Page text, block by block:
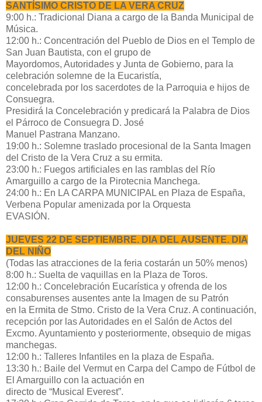
SANTÍSIMO CRISTO DE LA VERA CRUZ
9:00 h.: Tradicional Diana a cargo de la Banda Municipal de
Música.
12:00 h.: Concentración del Pueblo de Dios en el Templo de
San Juan Bautista, con el grupo de
Mayordomos, Autoridades y Junta de Gobierno, para la
celebración solemne de la Eucaristía,
concelebrada por los sacerdotes de la Parroquia e hijos de
Consuegra.
Presidirá la Concelebración y predicará la Palabra de Dios
el Párroco de Consuegra D. José
Manuel Pastrana Manzano.
19:00 h.: Solemne traslado procesional de la Santa Imagen
del Cristo de la Vera Cruz a su ermita.
23:00 h.: Fuegos artificiales en las ramblas del Río
Amarguillo a cargo de la Pirotecnia Manchega.
24:00 h.: En LA CARPA MUNICIPAL en Plaza de España,
Verbena Popular amenizada por la Orquesta
EVASIÓN.
JUEVES 22 DE SEPTIEMBRE. DIA DEL AUSENTE. DIA
DEL NIÑO
(Todas las atracciones de la feria costarán un 50% menos)
8:00 h.: Suelta de vaquillas en la Plaza de Toros.
12:00 h.: Concelebración Eucarística y ofrenda de los
consaburenses ausentes ante la Imagen de su Patrón
en la Ermita de Stmo. Cristo de la Vera Cruz. A continuación,
recepción por las Autoridades en el Salón de Actos del
Excmo. Ayuntamiento y posteriormente, obsequio de migas
manchegas.
12:00 h.: Talleres Infantiles en la plaza de España.
13:30 h.: Baile del Vermut en Carpa del Campo de Fútbol de
El Amarguillo con la actuación en
directo de “Musical Everest”.